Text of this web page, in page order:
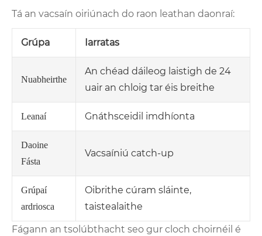
Tá an vacsaín oiriúnach do raon leathan daonraí:
Grúpa Iarratas
Nuabheirthe
An chéad dáileog laistigh de 24
uair an chloig tar éis breithe
Leanaí Gnáthsceidil imdhíonta
Daoine
Fásta
Vacsaíniú catch-up
Grúpaí
ardriosca
Oibrithe cúram sláinte,
taistealaithe
Fágann an tsolúbthacht seo gur cloch choirnéil é